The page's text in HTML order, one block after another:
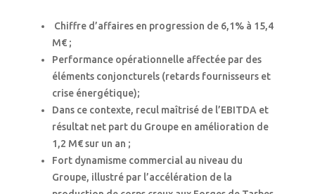
Chiffre d’affaires en progression de 6,1% à 15,4
M€ ;
Performance opérationnelle affectée par des
éléments conjoncturels (retards fournisseurs et
crise énergétique);
Dans ce contexte, recul maîtrisé de l’EBITDA et
résultat net part du Groupe en amélioration de
1,2 M€ sur un an ;
Fort dynamisme commercial au niveau du
Groupe, illustré par l’accélération de la